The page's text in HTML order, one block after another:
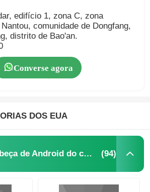
edifício 1, zona C, zona
comunidade de Dongfang,
distrito de Bao'an.
Converse agora
DOS EUA
Unidade da cabeça de Android do carro (94)